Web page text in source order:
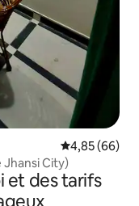
Évaluation
4,85 (66)
Jhansi City)
et des tarifs